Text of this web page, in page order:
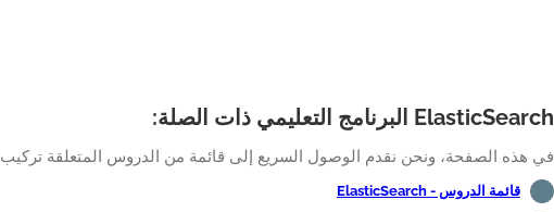
ElasticSearch البرنامج التعليمي ذات الصلة:
في هذه الصفحة، ونحن نقدم الوصول السريع إلى قائمة من الدروس المتعلقة تركيب ElasticSearch.
قائمة الدروس - ElasticSearch